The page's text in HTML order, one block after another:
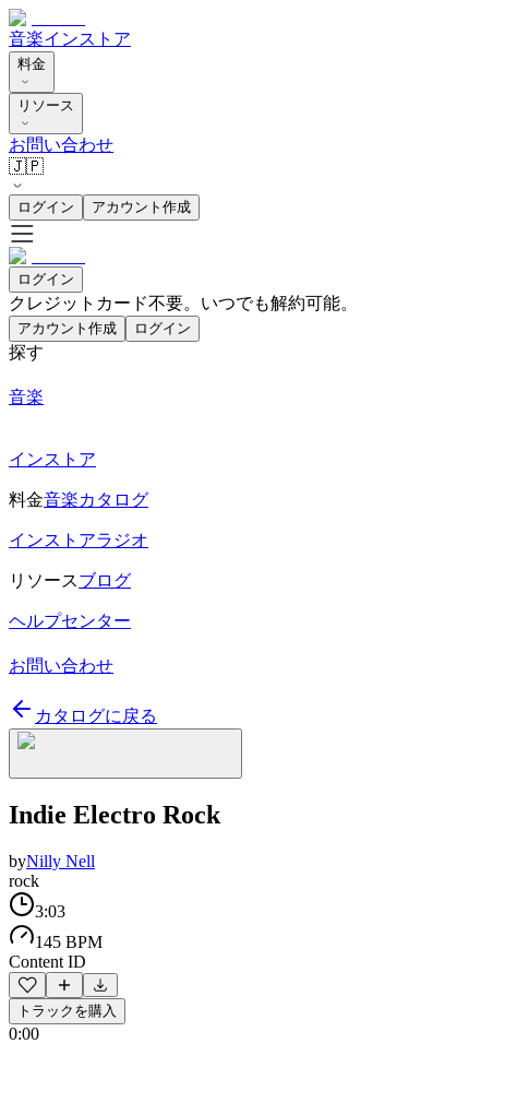
音楽インストア
料金
リソース
お問い合わせ
🇯🇵
ログイン アカウント作成
ログイン
クレジットカード不要。いつでも解約可能。
アカウント作成 ログイン
探す
音楽
インストア
料金音楽カタログ
インストアラジオ
リソースブログ
ヘルプセンター
お問い合わせ
カタログに戻る
Indie Electro Rock
byNilly Nell
rock
3:03
145 BPM
Content ID
トラックを購入
0:00